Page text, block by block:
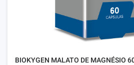
BIOKYGEN MALATO DE MAGNÉSIO